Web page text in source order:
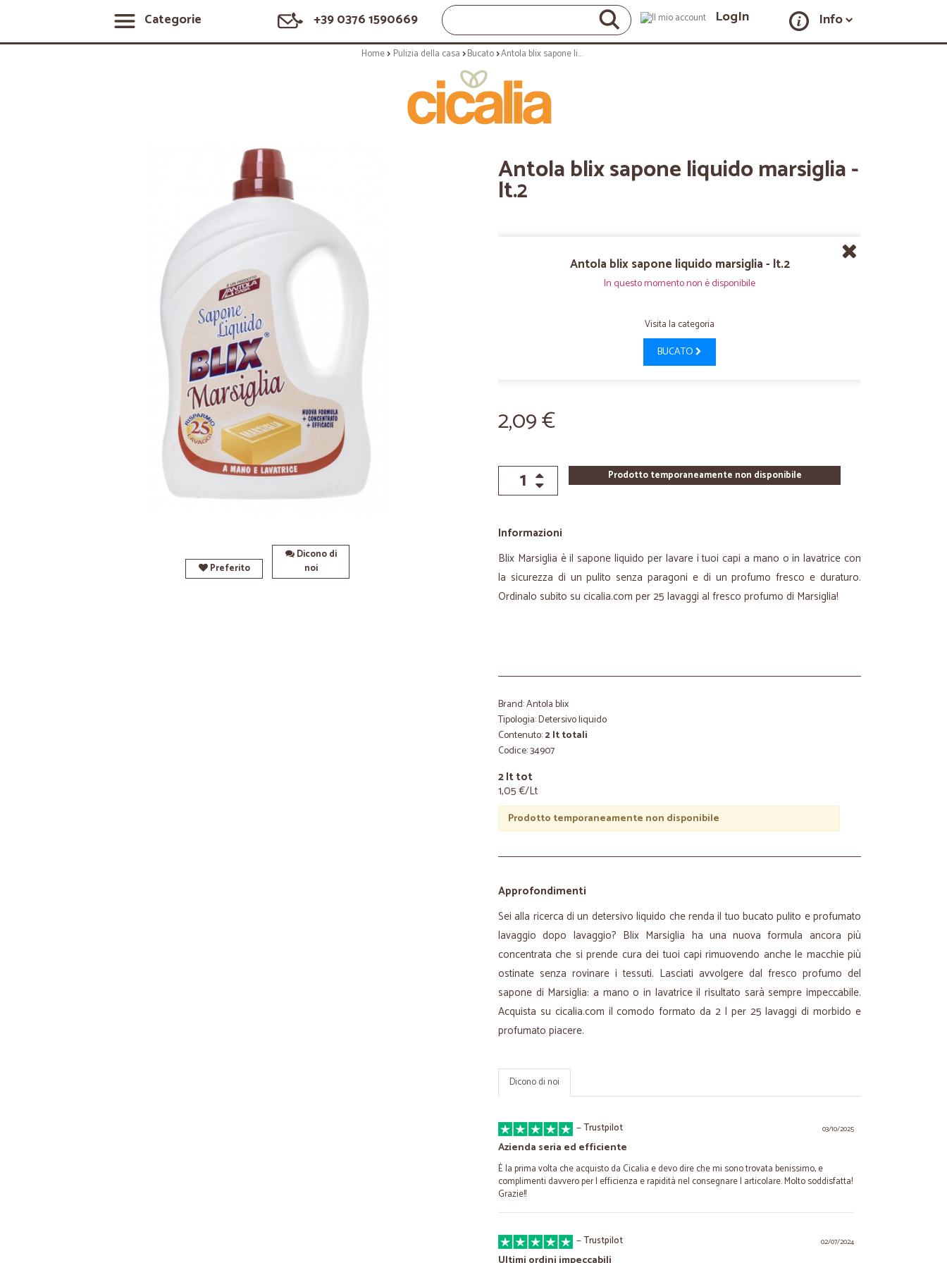
Categorie +39 0376 1590669 LogIn Info
Home Pulizia della casa Bucato Antola blix sapone liquido marsiglia - lt.2
Preferito
Dicono di
noi
Antola blix sapone liquido marsiglia -
lt.2
Antola blix sapone liquido marsiglia - lt.2
In questo momento non è disponibile
Visita la categoria
BUCATO
2,09 €
Prodotto temporaneamente non disponibile
Informazioni
Blix Marsiglia è il sapone liquido per lavare i tuoi capi a mano o in lavatrice con
la sicurezza di un pulito senza paragoni e di un profumo fresco e duraturo.
Ordinalo subito su cicalia.com per 25 lavaggi al fresco profumo di Marsiglia!
Brand: Antola blix
Tipologia: Detersivo liquido
Contenuto:2 lt totali
Codice: 34907
2 lt tot
1,05 €/Lt
Prodotto temporaneamente non disponibile
Approfondimenti
Sei alla ricerca di un detersivo liquido che renda il tuo bucato pulito e profumato
lavaggio dopo lavaggio? Blix Marsiglia ha una nuova formula ancora più
concentrata che si prende cura dei tuoi capi rimuovendo anche le macchie più
ostinate senza rovinare i tessuti. Lasciati avvolgere dal fresco profumo del
sapone di Marsiglia: a mano o in lavatrice il risultato sarà sempre impeccabile.
Acquista su cicalia.com il comodo formato da 2 l per 25 lavaggi di morbido e
profumato piacere.
Dicono di noi
03/10/2025
—Trustpilot
Azienda seria ed efficiente
È la prima volta che acquisto da Cicalia e devo dire che mi sono trovata benissimo, e
complimenti davvero per l efficienza e rapidità nel consegnare l articolare. Molto soddisfatta!
Grazie!!
02/07/2024
—Trustpilot